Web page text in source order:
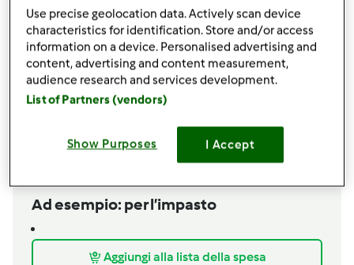
10fogliebasilico fresco
1porro o cipolla
1spicchioaglio
1cucchiaioprezzemolo tritato
2uova
4cucchiai rasiParmigiano grattugiato
mozzarella di bufala
dado vegetale Bimby
Ad esempio: per l’impasto
Aggiungi alla lista della spesa
Use precise geolocation data. Actively scan device
characteristics for identification. Store and/or access
information on a device. Personalised advertising and
content, advertising and content measurement,
audience research and services development.
List of Partners (vendors)
Show Purposes I Accept